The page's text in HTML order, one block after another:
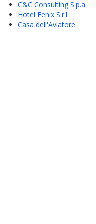
C&C Consulting S.p.a.
Hotel Fenix S.r.l.
Casa dell'Aviatore